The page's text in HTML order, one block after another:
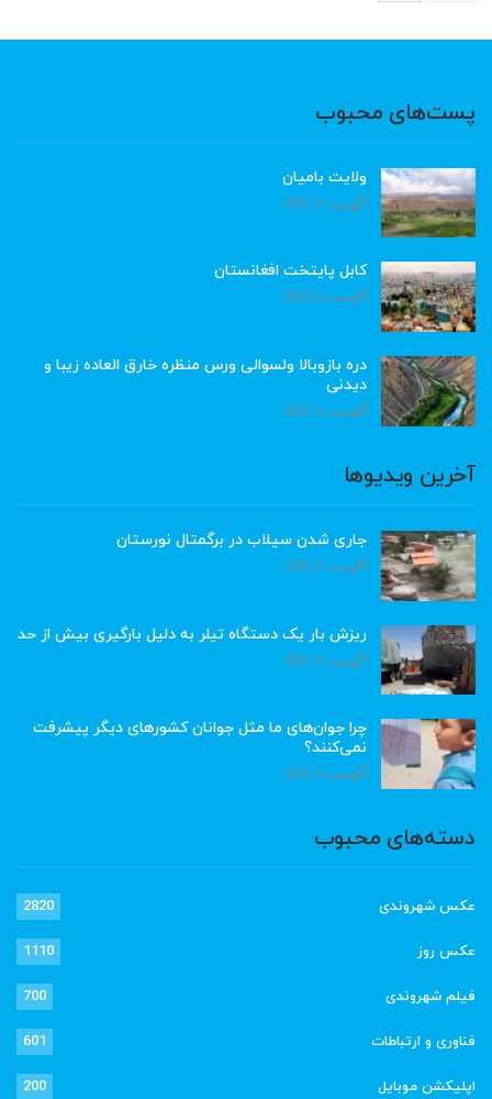
پست‌های محبوب
ولایت بامیان
آگوست 6, 2026
کابل پایتخت افغانستان
آگوست 6, 2026
دره بازوبالا ولسوالی ورس منظره خارق العاده زیبا و
دیدنی
آگوست 6, 2026
آخرین ویدیوها
جاری شدن سیلاب در برگمتال نورستان
آگوست 6, 2026
ریزش بار یک دستگاه تیلر به دلیل بارگیری بیش از حد
آگوست 6, 2026
چرا جوان‌های ما مثل جوانان کشورهای دیگر پیشرفت
نمی‌کنند؟
آگوست 6, 2026
دسته‌های محبوب
عکس شهروندی 2820
عکس روز 1110
فیلم شهروندی 700
فناوری و ارتباطات 601
اپلیکشن موبایل 200